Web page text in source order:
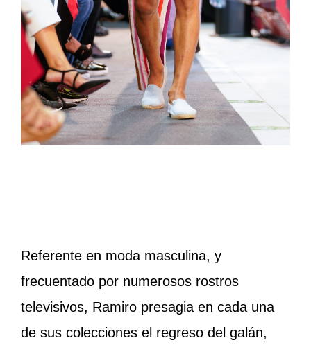
Referente en moda masculina, y
frecuentado por numerosos rostros
televisivos, Ramiro presagia en cada una
de sus colecciones el regreso del galán,